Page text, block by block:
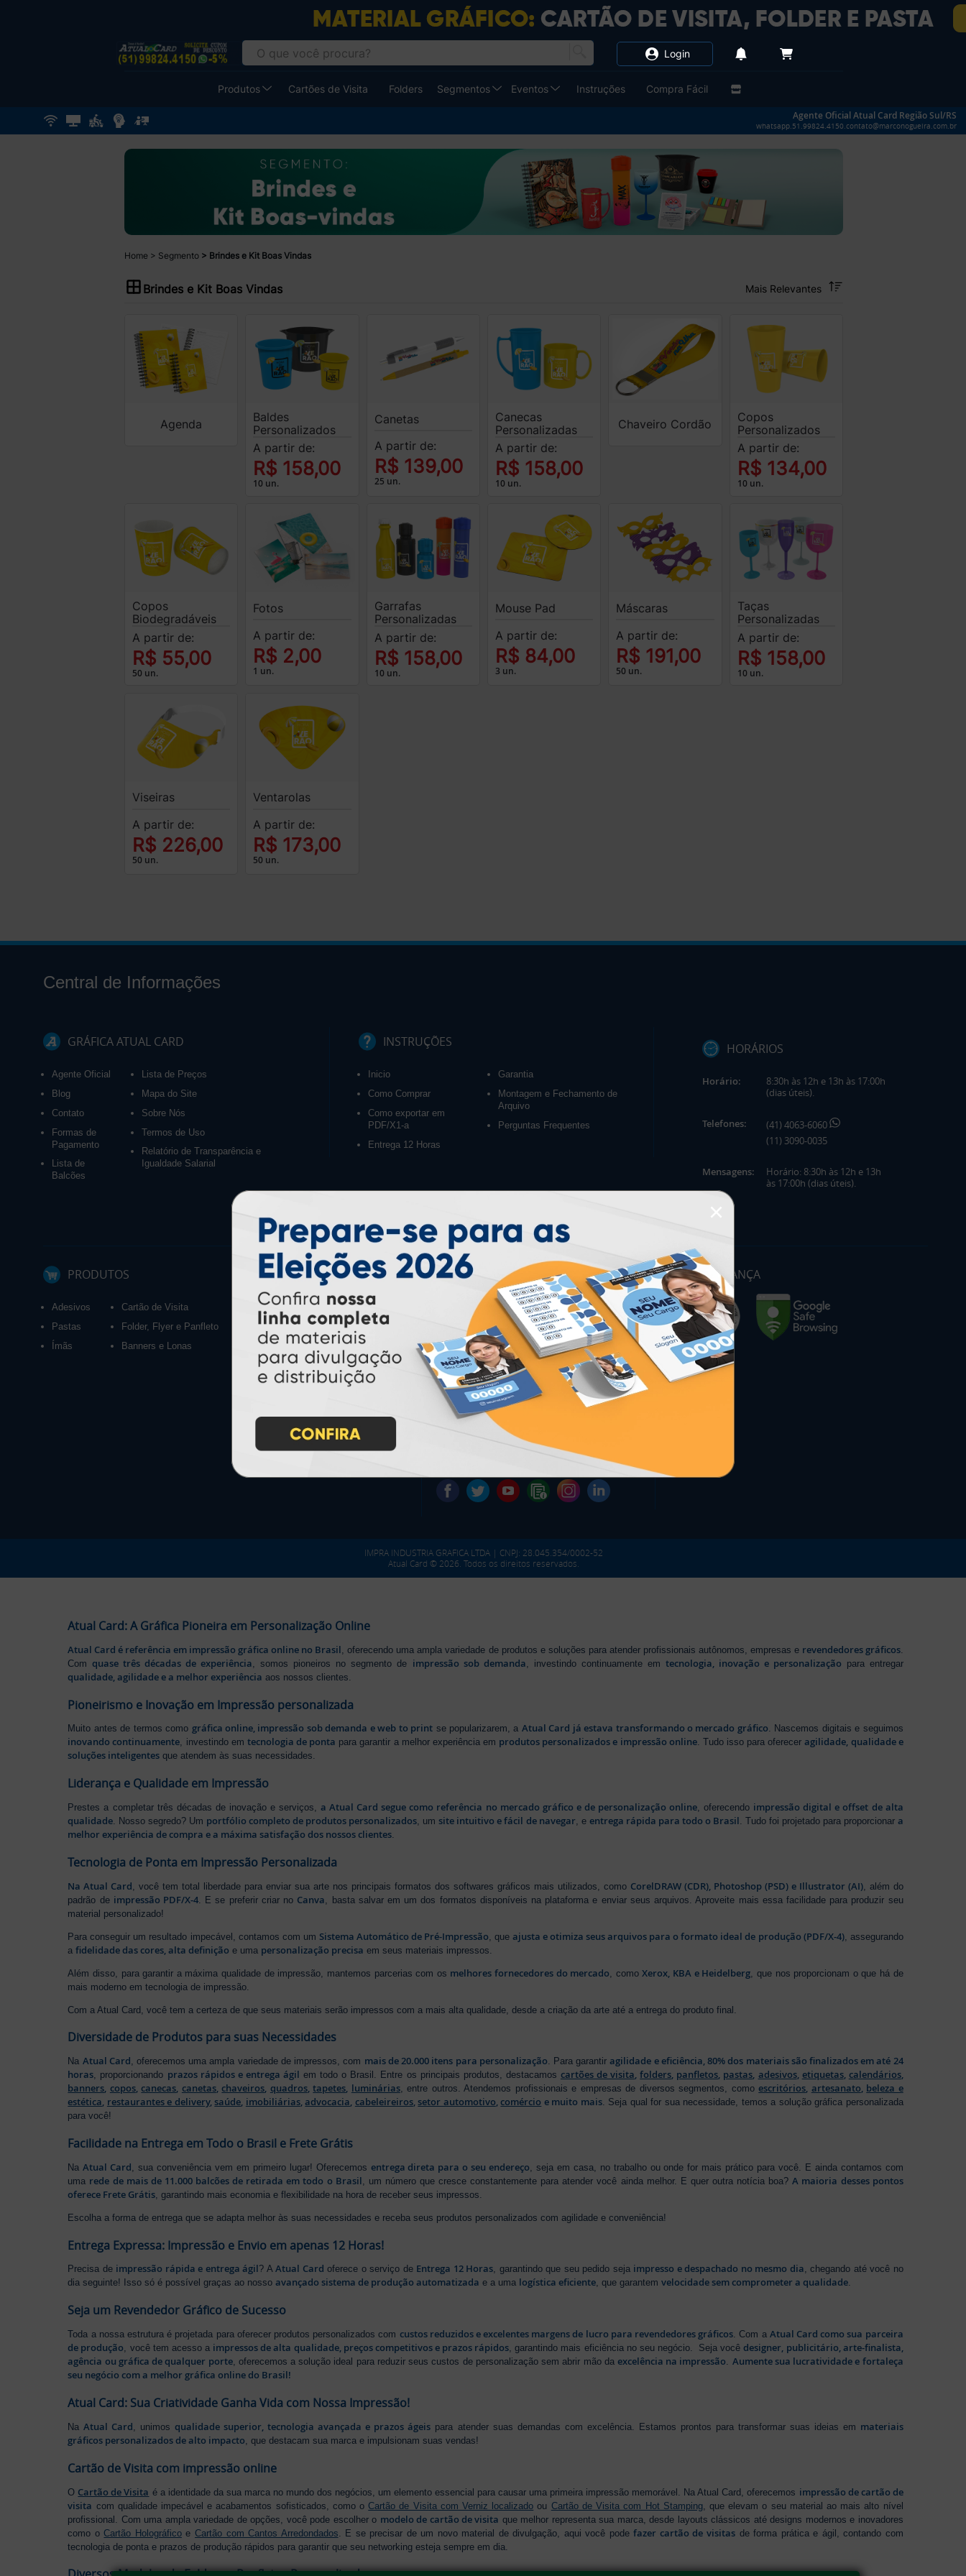
Produtos Cartões de Visita Folders Segmentos Eventos Instruções Compra Fácil
Login
Agente Oficial Atual Card Região Sul/RS
whatsapp.51.99824.4150.contato@marconogueira.com.br
Home Segmento Brindes e Kit Boas Vindas
Brindes e Kit Boas Vindas
Agenda
Baldes
Personalizados
A partir de:
R$ 158,00
10 un.
Canetas
A partir de:
R$ 139,00
25 un.
Canecas
Personalizadas
A partir de:
R$ 158,00
10 un.
Chaveiro Cordão
Copos
Personalizados
A partir de:
R$ 134,00
10 un.
Copos
Biodegradáveis
A partir de:
R$ 55,00
50 un.
Fotos
A partir de:
R$ 2,00
1 un.
Garrafas
Personalizadas
A partir de:
R$ 158,00
10 un.
Mouse Pad
A partir de:
R$ 84,00
3 un.
Máscaras
A partir de:
R$ 191,00
50 un.
Taças
Personalizadas
A partir de:
R$ 158,00
10 un.
Viseiras
A partir de:
R$ 226,00
50 un.
Ventarolas
A partir de:
R$ 173,00
50 un.
Central de Informações
GRÁFICA ATUAL CARD
Agente Oficial
Blog
Contato
Formas de
Pagamento
Lista de
Balcões
Lista de Preços
Mapa do Site
Sobre Nós
Termos de Uso
Relatório de Transparência e
Igualdade Salarial
INSTRUÇÕES
Inicio
Como Comprar
Como exportar em
PDF/X1-a
Entrega 12 Horas
Garantia
Montagem e Fechamento de
Arquivo
Perguntas Frequentes
HORÁRIOS
Horário:
8:30h às 12h e 13h às 17:00h
(dias úteis).
Telefones:
(41) 4063-6060
(11) 3090-0035
Mensagens:
Horário: 8:30h às 12h e 13h
às 17:00h (dias úteis).
PRODUTOS
Adesivos
Pastas
Ímãs
Cartão de Visita
Folder, Flyer e Panfleto
Banners e Lonas
Calendários 2027
PAGUE COM
* Pagamento com cartão de crédito terá valor adicional.
** Pagamentos a prazo poderão ter acréscimo.
*** Nota fiscal sujeita a emissão de acordo com prestador de
serviço, conforme legislação pertinente.
SEGURANÇA
IMPRA INDUSTRIA GRAFICA LTDA | CNPJ: 28.045.354/0002-52
Atual Card © 2026. Todos os direitos reservados.
Atual Card: A Gráfica Pioneira em Personalização Online
Atual Card é referência em impressão gráfica online no Brasil , oferecendo uma ampla variedade de produtos e soluções para atender profissionais autônomos, empresas e revendedores gráficos.
Comquase três décadas de experiência , somos pioneiros no segmento de impressão sob demanda , investindo continuamente em tecnologia, inovação e personalização para entregar
qualidade, agilidade e a melhor experiência aos nossos clientes.
Pioneirismo e Inovação em Impressão personalizada
Muito antes de termos como gráfica online, impressão sob demanda e web to print se popularizarem, a Atual Card já estava transformando o mercado gráfico. Nascemos digitais e seguimos
inovando continuamente, investindo em tecnologia de ponta para garantir a melhor experiência em produtos personalizados e impressão online. Tudo isso para ofereceragilidade, qualidade e
soluções inteligentes que atendem às suas necessidades.
Liderança e Qualidade em Impressão
Prestes a completar três décadas de inovação e serviços,a Atual Card segue como referência no mercado gráfico e de personalização online, oferecendo impressão digital e offset de alta
qualidade. Nosso segredo? Um portfólio completo de produtos personalizados, um site intuitivo e fácil de navegar, e entrega rápida para todo o Brasil. Tudo foi projetado para proporcionar a
melhor experiência de compra e a máxima satisfação dos nossos clientes.
Tecnologia de Ponta em Impressão Personalizada
Na Atual Card , você tem total liberdade para enviar sua arte nos principais formatos dos softwares gráficos mais utilizados, como CorelDRAW (CDR), Photoshop (PSD) e Illustrator (AI), além do
padrão de impressão PDF/X-4 . E se preferir criar no Canva , basta salvar em um dos formatos disponíveis na plataforma e enviar seus arquivos. Aproveite mais essa facilidade para produzir seu
material personalizado!
Para conseguir um resultado impecável, contamos com um Sistema Automático de Pré-Impressão , queajusta e otimiza seus arquivos para o formato ideal de produção (PDF/X-4), assegurando
afidelidade das cores, alta definição e uma personalização precisa em seus materiais impressos.
Além disso, para garantir a máxima qualidade de impressão, mantemos parcerias com os melhores fornecedores do mercado , comoXerox, KBA e Heidelberg , que nos proporcionam o que há de
mais moderno em tecnologia de impressão.
Com a Atual Card, você tem a certeza de que seus materiais serão impressos com a mais alta qualidade, desde a criação da arte até a entrega do produto final.
Diversidade de Produtos para suas Necessidades
Na Atual Card, oferecemos uma ampla variedade de impressos, com mais de 20.000 itens para personalização. Para garantiragilidade e eficiência, 80% dos materiais são finalizados em até 24
horas, proporcionando prazos rápidos e entrega ágil em todo o Brasil. Entre os principais produtos, destacamos cartões de visita,folders, panfletos, pastas, adesivos, etiquetas, calendários,
banners, copos,canecas, canetas,chaveiros, quadros,tapetes, luminárias, entre outros. Atendemos profissionais e empresas de diversos segmentos, comoescritórios, artesanato, beleza e
estética, restaurantes e delivery, saúde, imobiliárias,advocacia, cabeleireiros, setor automotivo,comércio e muito mais. Seja qual for sua necessidade, temos a solução gráfica personalizada
para você!
Facilidade na Entrega em Todo o Brasil e Frete Grátis
NaAtual Card , sua conveniência vem em primeiro lugar! Oferecemos entrega direta para o seu endereço , seja em casa, no trabalho ou onde for mais prático para você. E ainda contamos com
uma rede de mais de 11.000 balcões de retirada em todo o Brasil , um número que cresce constantemente para atender você ainda melhor. E quer outra notícia boa?A maioria desses pontos
oferece Frete Grátis , garantindo mais economia e flexibilidade na hora de receber seus impressos.
Escolha a forma de entrega que se adapta melhor às suas necessidades e receba seus produtos personalizados com agilidade e conveniência!
Entrega Expressa: Impressão e Envio em apenas 12 Horas!
Precisa de impressão rápida e entrega ágil? AAtual Card oferece o serviço de Entrega 12 Horas, garantindo que seu pedido seja impresso e despachado no mesmo dia, chegando até você no
dia seguinte! Isso só é possível graças ao nossoavançado sistema de produção automatizada e a uma logística eficiente, que garantemvelocidade sem comprometer a qualidade.
Seja um Revendedor Gráfico de Sucesso
Toda a nossa estrutura é projetada para oferecer produtos personalizados com custos reduzidos e excelentes margens de lucro para revendedores gráficos. Com a Atual Card como sua parceira
de produção, você tem acesso a impressos de alta qualidade, preços competitivos e prazos rápidos, garantindo mais eficiência no seu negócio. Seja vocêdesigner, publicitário, arte-finalista,
agência ou gráfica de qualquer porte, oferecemos a solução ideal para reduzir seus custos de personalização sem abrir mão daexcelência na impressão. Aumente sua lucratividade e fortaleça
seu negócio com a melhor gráfica online do Brasil!
Atual Card: Sua Criatividade Ganha Vida com Nossa Impressão!
NaAtual Card , unimosqualidade superior, tecnologia avançada e prazos ágeis para atender suas demandas com excelência. Estamos prontos para transformar suas ideias em materiais
gráficos personalizados de alto impacto , que destacam sua marca e impulsionam suas vendas!
Cartão de Visita com impressão online
O Cartão de Visita é a identidade da sua marca no mundo dos negócios, um elemento essencial para causar uma primeira impressão memorável. Na Atual Card, oferecemos impressão de cartão de
visita com qualidade impecável e acabamentos sofisticados, como oCartão de Visita com Verniz localizado ou Cartão de Visita com Hot Stamping, que elevam o seu material ao mais alto nível
profissional. Com uma ampla variedade de opções, você pode escolher o modelo de cartão de visita que melhor representa sua marca, desde layouts clássicos até designs modernos e inovadores
como oCartão Holográficoe Cartão com Cantos Arredondados . E se precisar de um novo material de divulgação, aqui você podefazer cartão de visitasde forma prática e ágil, contando com
tecnologia de ponta e prazos de produção rápidos para garantir que seu networking esteja sempre em dia.